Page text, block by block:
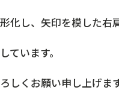
化し、矢印を模した右
ています。
しくお願い申し上げます